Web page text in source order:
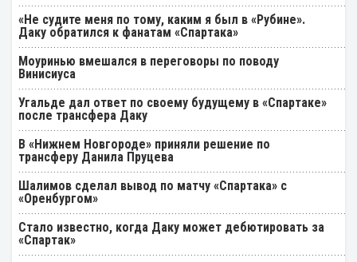
«Не судите меня по тому, каким я был в «Рубине».
Даку обратился к фанатам «Спартака»
Моуринью вмешался в переговоры по поводу
Винисиуса
Угальде дал ответ по своему будущему в «Спартаке»
после трансфера Даку
В «Нижнем Новгороде» приняли решение по
трансферу Данила Пруцева
Шалимов сделал вывод по матчу «Спартака» с
«Оренбургом»
Стало известно, когда Даку может дебютировать за
«Спартак»